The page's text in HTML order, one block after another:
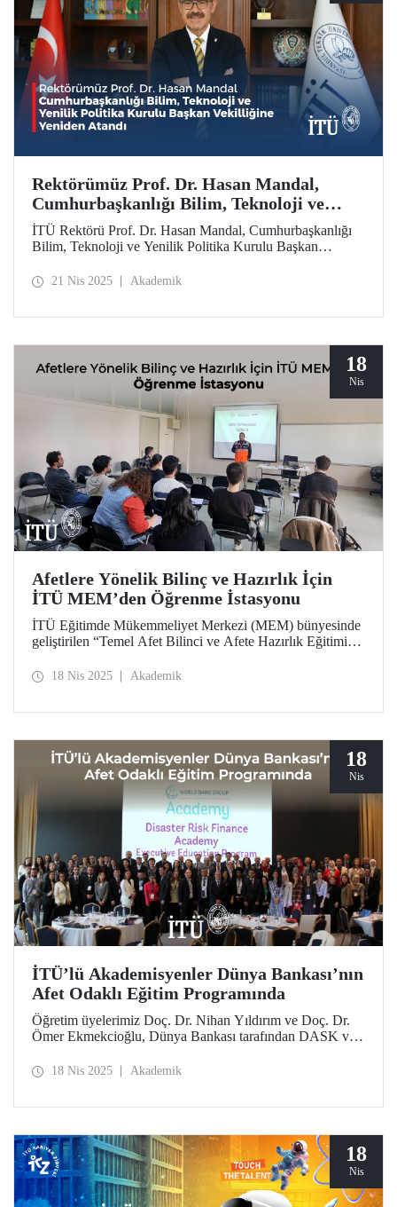
Rektörümüz Prof. Dr. Hasan Mandal,
Cumhurbaşkanlığı Bilim, Teknoloji ve
Yenilik Politika Kurulu Başkan Vekilliğine
Yeniden Atandı
İTÜ Rektörü Prof. Dr. Hasan Mandal, Cumhurbaşkanlığı
Bilim, Teknoloji ve Yenilik Politika Kurulu Başkan
21 Nis 2025 Akademik
18
Nis
Afetlere Yönelik Bilinç ve Hazırlık İçin
İTÜ MEM’den Öğrenme İstasyonu
İTÜ Eğitimde Mükemmeliyet Merkezi (MEM) bünyesinde
geliştirilen “Temel Afet Bilinci ve Afete Hazırlık Eğitimi”
Nisan 2025 Cumartesi günü başarıyla tamamlandı.
18 Nis 2025 Akademik
18
Nis
İTÜ’lü Akademisyenler Dünya Bankası’nın
Afet Odaklı Eğitim Programında
Öğretim üyelerimiz Doç. Dr. Nihan Yıldırım ve Doç. Dr.
Ömer Ekmekcioğlu, Dünya Bankası tarafından DASK ve
önemini vurgulamak ve çeşitli afet riski finansmanı
18 Nis 2025 Akademik
18
Nis